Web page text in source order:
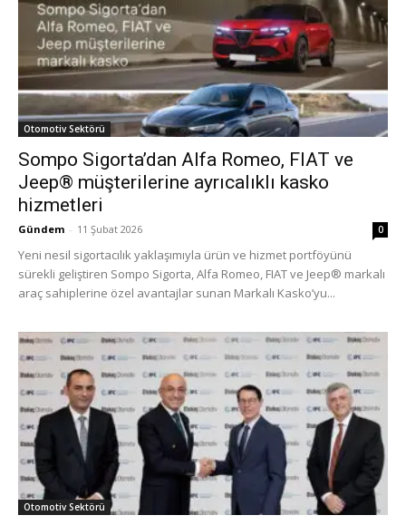
Otomotiv Sektörü
Sompo Sigorta’dan Alfa Romeo, FIAT ve
Jeep® müşterilerine ayrıcalıklı kasko
hizmetleri
Gündem - 11 Şubat 2026 0
Yeni nesil sigortacılık yaklaşımıyla ürün ve hizmet portföyünü
sürekli geliştiren Sompo Sigorta, Alfa Romeo, FIAT ve Jeep® markalı
araç sahiplerine özel avantajlar sunan Markalı Kasko’yu...
Otomotiv Sektörü